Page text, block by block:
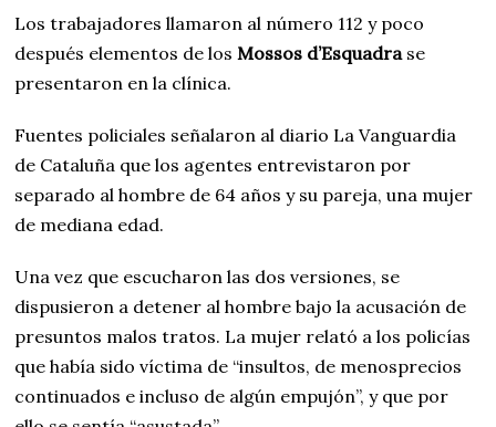
Los trabajadores llamaron al número 112 y poco
después elementos de los Mossos d’Esquadrase
presentaron en la clínica.
Fuentes policiales señalaron al diario La Vanguardia
de Cataluña que los agentes entrevistaron por
separado al hombre de 64 años y su pareja, una mujer
de mediana edad.
Una vez que escucharon las dos versiones, se
dispusieron a detener al hombre bajo la acusación de
presuntos malos tratos. La mujer relató a los policías
que había sido víctima de “insultos, de menosprecios
continuados e incluso de algún empujón”, y que por